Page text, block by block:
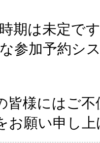
期は未定で
参加予約シ
皆様にはご
お願い申し